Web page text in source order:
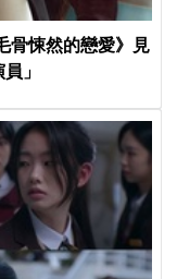
骨悚然的戀愛》見
」